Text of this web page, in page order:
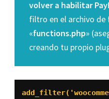
volver a habilitar
filtro en el archivo
«functions.php»
creando tu propio